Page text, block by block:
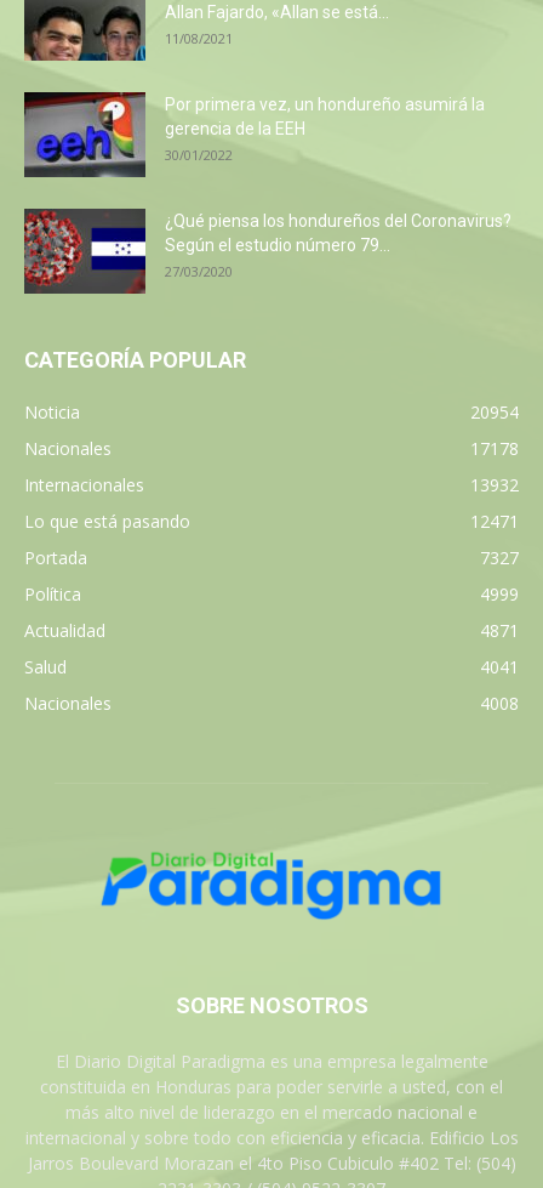
Allan Fajardo, «Allan se está...
11/08/2021
Por primera vez, un hondureño asumirá la
gerencia de la EEH
30/01/2022
¿Qué piensa los hondureños del Coronavirus?
Según el estudio número 79...
27/03/2020
CATEGORÍA POPULAR
Noticia
20954
Nacionales
17178
Internacionales
13932
Lo que está pasando
12471
Portada
7327
Política
4999
Actualidad
4871
Salud
4041
Nacionales
4008
SOBRE NOSOTROS
El Diario Digital Paradigma es una empresa legalmente
constituida en Honduras para poder servirle a usted, con el
más alto nivel de liderazgo en el mercado nacional e
internacional y sobre todo con eficiencia y eficacia. Edificio Los
Jarros Boulevard Morazan el 4to Piso Cubiculo #402 Tel: (504)